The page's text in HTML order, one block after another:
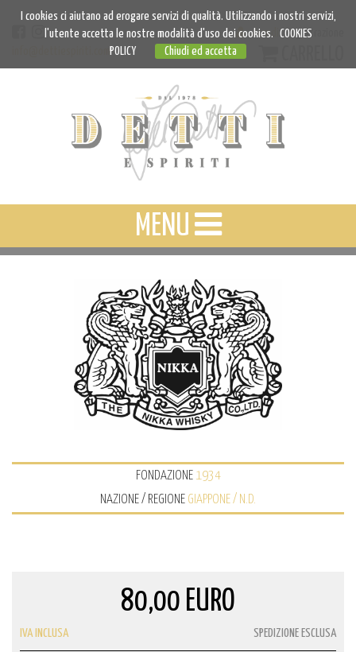
info@dettiespiriti.com
Accedi Registrazione
MENU
FONDAZIONE 1934
NAZIONE / REGIONE GIAPPONE / N.D.
80,00 EURO
IVA INCLUSA SPEDIZIONE ESCLUSA
I cookies ci aiutano ad erogare servizi di qualità. Utilizzando i nostri servizi,
l'utente accetta le nostre modalità d'uso dei cookies. COOKIES
POLICY
Chiudi ed accetta